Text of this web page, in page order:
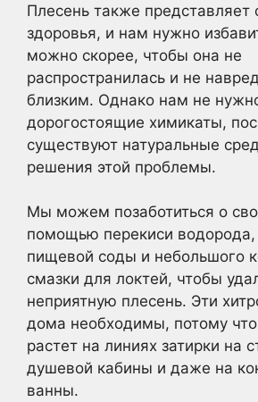
Плесень также представляет
здоровья, и нам нужно
можно скорее, чтобы она не
распространилась и не
близким. Однако нам не
дорогостоящие химикаты,
существуют натуральные
решения этой проблемы.
Мы можем позаботиться о
помощью перекиси водорода,
пищевой соды и небольшого
смазки для локтей, чтобы
неприятную плесень. Эти
дома необходимы, потому
растет на линиях затирки на
душевой кабины и даже на
ванны.